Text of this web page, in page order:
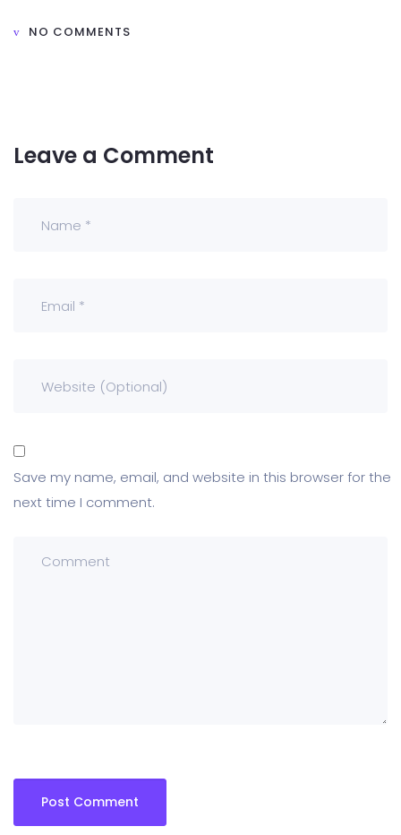
NO COMMENTS
Leave a Comment
Save my name, email, and website in this browser for the
next time I comment.